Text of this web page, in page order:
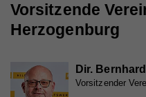
Vorsitzende
Herzogenburg
Dir.
Vorsitzender